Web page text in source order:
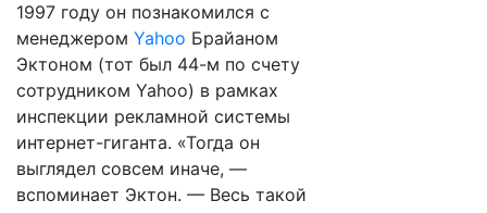
1997 году он познакомился с
менеджером Yahoo Брайаном
Эктоном (тот был 44-м по счету
сотрудником Yahoo) в рамках
инспекции рекламной системы
интернет-гиганта. «Тогда он
выглядел совсем иначе, —
вспоминает Эктон. — Весь такой